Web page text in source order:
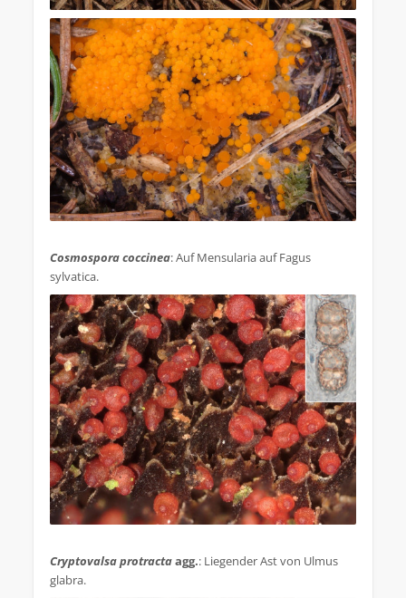
Cosmospora coccinea: Auf Mensularia auf Fagus
sylvatica.
Cryptovalsa protractaagg.: Liegender Ast von Ulmus
glabra.